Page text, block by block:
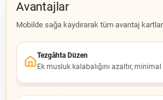
Avantajlar
Mobilde sağa kaydırarak tüm avantaj
Tezgâhta Düzen
Ek musluk kalabalığını azaltır,